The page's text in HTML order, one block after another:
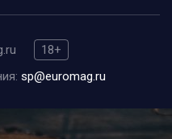
18+
sp@euromag.ru